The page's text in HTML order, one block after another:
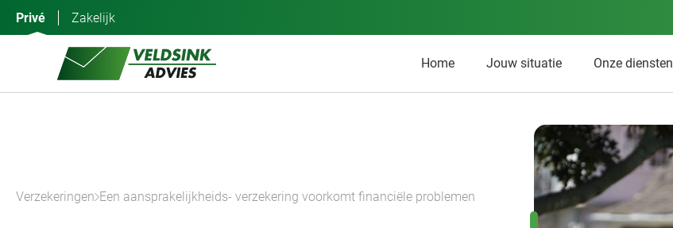
Privé Zakelijk
Home Jouw situatie Onze diensten
Verzekeringen Een aansprakelijkheids- verzekering voorkomt financiële problemen